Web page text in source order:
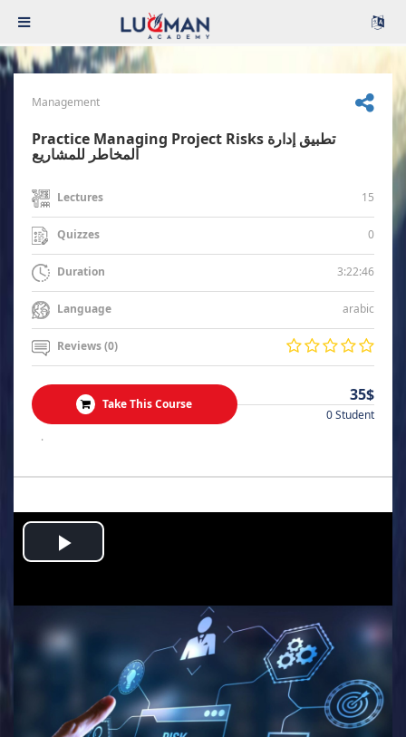
Management
Practice Managing Project Risks تطبيق إدارة
المخاطر للمشاريع
Lectures 15
Quizzes 0
Duration 3:22:46
Language arabic
Reviews (0)
Take This Course 35$
0 Student
.
Play
Video